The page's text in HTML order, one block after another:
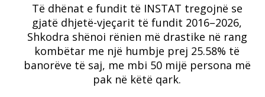
Të dhënat e fundit të INSTAT tregojnë se
gjatë dhjetë-vjeçarit të fundit 2016–2026,
Shkodra shënoi rënien më drastike në rang
kombëtar me një humbje prej 25.58% të
banorëve të saj, me mbi 50 mijë persona më
pak në këtë qark.